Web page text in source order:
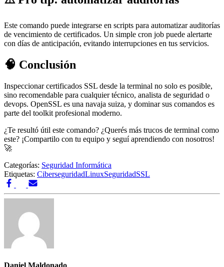
Este comando puede integrarse en scripts para automatizar auditorías
de vencimiento de certificados. Un simple cron job puede alertarte
con días de anticipación, evitando interrupciones en tus servicios.
🧠 Conclusión
Inspeccionar certificados SSL desde la terminal no solo es posible,
sino recomendable para cualquier técnico, analista de seguridad o
devops. OpenSSL es una navaja suiza, y dominar sus comandos es
parte del toolkit profesional moderno.
¿Te resultó útil este comando? ¿Querés más trucos de terminal como
este? ¡Compartilo con tu equipo y seguí aprendiendo con nosotros!
🚀
Categorías: Seguridad Informática
Etiquetas: CiberseguridadLinuxSeguridadSSL
Daniel Maldonado